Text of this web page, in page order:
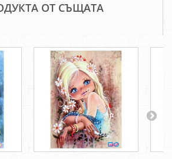
ОТ СЪЩАТА